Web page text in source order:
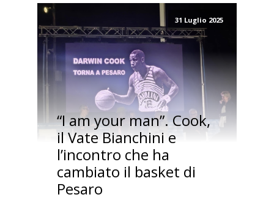
31 Luglio 2025
“I am your man”. Cook,
il Vate Bianchini e
l’incontro che ha
cambiato il basket di
Pesaro